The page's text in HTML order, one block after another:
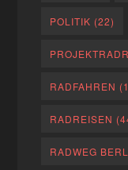
POLITIK (22)
RADFAHREN
RADREISEN
RADWEG